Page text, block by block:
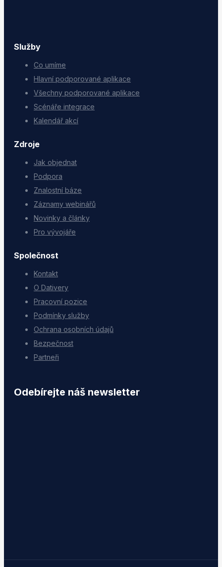
Služby
Co umíme
Hlavní podporované aplikace
Všechny podporované aplikace
Scénáře integrace
Kalendář akcí
Zdroje
Jak objednat
Podpora
Znalostní báze
Záznamy webinářů
Novinky a články
Pro vývojáře
Společnost
Kontakt
O Dativery
Pracovní pozice
Podmínky služby
Ochrana osobních údajů
Bezpečnost
Partneři
Odebírejte náš newsletter